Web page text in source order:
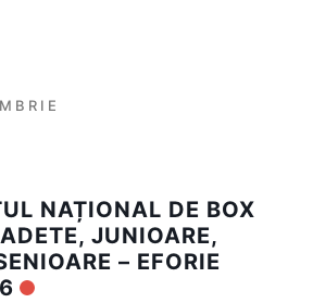
NAȚIONAL DE BOX
JUNIOARE,
– EFORIE